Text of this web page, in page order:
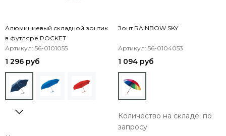
Алюминиевый складной зонтик
в футляре POCKET
Артикул: 56-0101055
1 296 руб
Зонт RAINBOW SKY
Артикул: 56-0104053
1 094 руб
Количество на складе: по
запросу